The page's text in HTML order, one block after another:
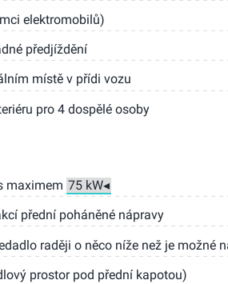
elektromobilů)
předjíždění
místě v přídi vozu
pro 4 dospělé osoby
maximem
přední poháněné nápravy
raději o něco níže než je možné
prostor pod přední kapotou)